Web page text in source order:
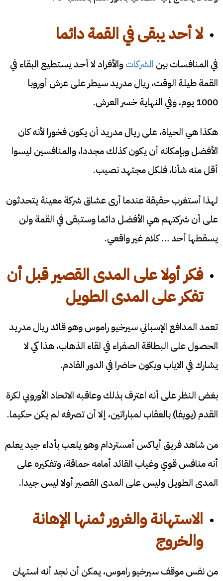
لا أحد يبقى في القمة دائما
في المنافسات بين الشركاتوالأفراد لا أحد يستطيع البقاء في
القمة طيلة الوقت، ريال مدريد سيطر على عرش أوروبا
1000 يوم، وفي النهاية خسر العرش.
هكذا هي الحياة، على ريال مدريد أن يكون فخورا لأنه كان
الأفضل وبإمكانه أن يكون كذلك مجددا، والمنافسين ليسوا
أقل منه شأنا، فلكل مجتهد نصيب.
لهذا أستغرب حقيقة عندما أرى عشاق شركة معينة يتحدثون
على أن شركتهم هي الأفضل دائما وستبقى في القمة ولن
يسقطها أحد … كلام غير واقعي.
فكر أولا على المدى القصير قبل أن
تفكر على المدى الطويل
تعمد المدافع الإسباني سيرخيو راموس وهو قائد ريال مدريد
الحصول على البطاقة الصفراء في لقاء الذهاب، هذا كي لا
يشارك في الاياب ويكون حاضرا في الدور القادم.
بغض النظر على أنه اعترف بذلك وعاقبه الاتحاد الأوروبي لكرة
القدم (يويفا) بالعقاب لمباراتين، إلا أن تصرفه لم يكن حكيما.
من شاهد فريق أياكس أمستردام وهو يلعب بأداء جيد يعلم
أنه منافس قوي وغياب القائد أمامه حماقة، وتفكيره على
المدى الطويل وليس على المدى القصير أولا ليس جيدا.
الاستهانة والغرور ثمنها الإهانة
والخروج
من نفس موقف سيرخيو راموس، يمكن أن نجد أنه استهان